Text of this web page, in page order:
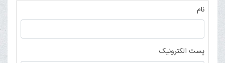
نام
پست الکترونیک